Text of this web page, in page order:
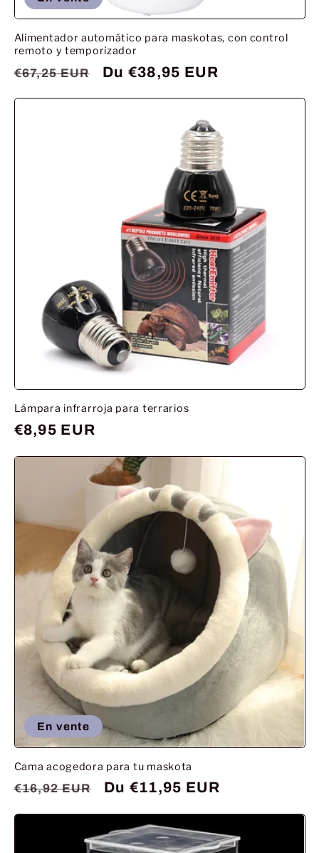
Alimentador automático para maskotas, con control
remoto y temporizador
Prix
€67,25 EUR
Prix
Du €38,95 EUR
Lámpara infrarroja para terrarios
Prix
€8,95 EUR
En vente
Cama acogedora para tu maskota
Prix
€16,92 EUR
Prix
Du €11,95 EUR